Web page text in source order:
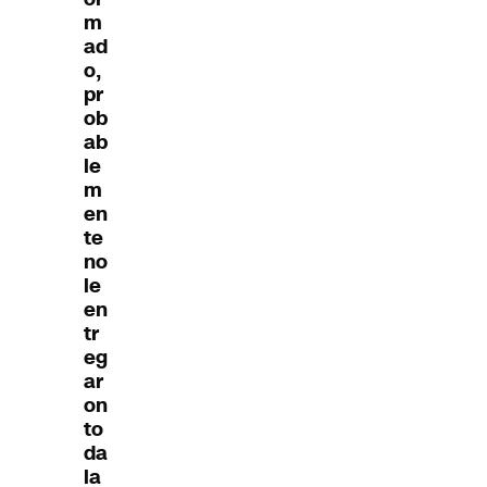
m
ad
o,
pr
ob
ab
le
m
en
te
no
le
en
tr
eg
ar
on
to
da
la